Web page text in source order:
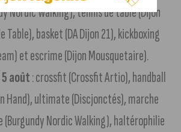
Nordic Walking), tennis de table (Dijon
Table), basket (DA Dijon 21), kickboxing
et escrime (Dijon Mousquetaire).
août: crossfit (Crossfit Artio), handball
Hand), ultimate (Discjonctés), marche
(Burgundy Nordic Walking), haltérophilie